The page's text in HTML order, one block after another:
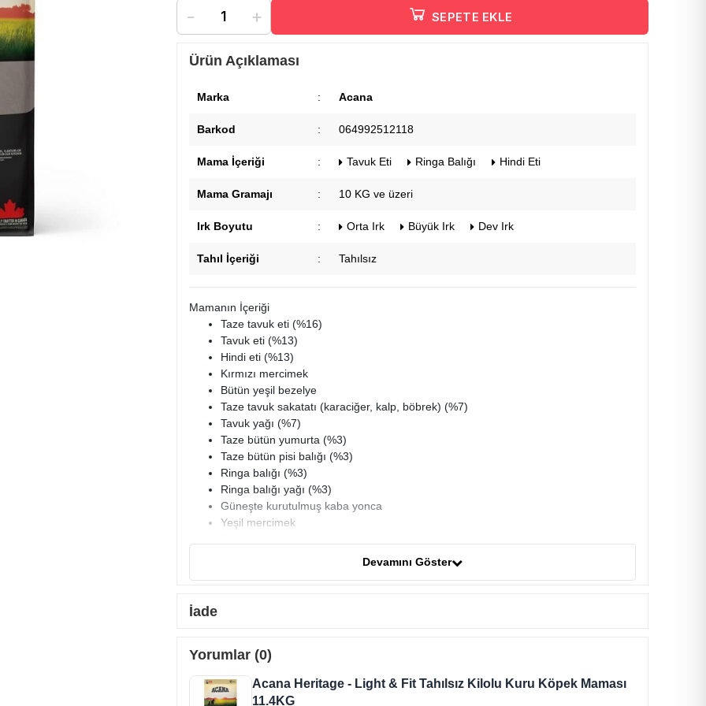
- + SEPETE EKLE
Ürün Açıklaması
Marka : Acana
Barkod : 064992512118
Mama İçeriği : Tavuk Eti Ringa Balığı Hindi Eti
Mama Gramajı : 10 KG ve üzeri
Irk Boyutu : Orta Irk Büyük Irk Dev Irk
Tahıl İçeriği : Tahılsız
Mamanın İçeriği
Taze tavuk eti (%16)
Tavuk eti (%13)
Hindi eti (%13)
Kırmızı mercimek
Bütün yeşil bezelye
Taze tavuk sakatatı (karaciğer, kalp, böbrek) (%7)
Tavuk yağı (%7)
Taze bütün yumurta (%3)
Taze bütün pisi balığı (%3)
Ringa balığı (%3)
Ringa balığı yağı (%3)
Güneşte kurutulmuş kaba yonca
Yeşil mercimek
Taze bütün yaban havucu
Taze ıspanak
Devamını Göster
İade
Yorumlar (0)
Acana Heritage - Light & Fit Tahılsız Kilolu Kuru Köpek Maması
11.4KG